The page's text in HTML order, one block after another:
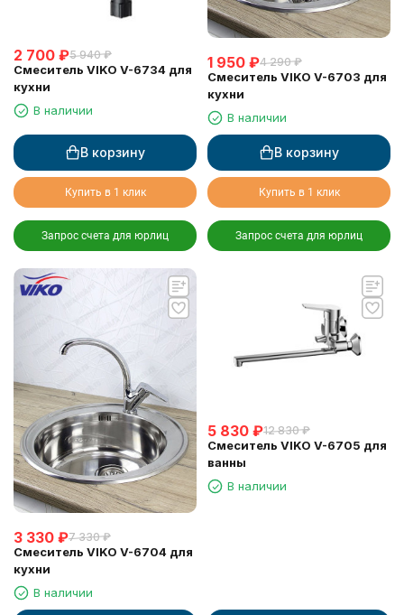
2 700 ₽5 940 ₽
Смеситель VIKO V-6734 для
кухни
В наличии
В корзину
Купить в 1 клик
Запрос счета для юрлиц
1 950 ₽4 290 ₽
Смеситель VIKO V-6703 для
кухни
В наличии
В корзину
Купить в 1 клик
Запрос счета для юрлиц
3 330 ₽7 330 ₽
Смеситель VIKO V-6704 для
кухни
В наличии
5 830 ₽12 830 ₽
Смеситель VIKO V-6705 для
ванны
В наличии